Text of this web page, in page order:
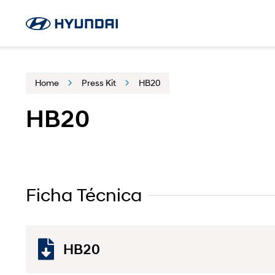
Home Press Kit HB20
HB20
Ficha Técnica
HB20